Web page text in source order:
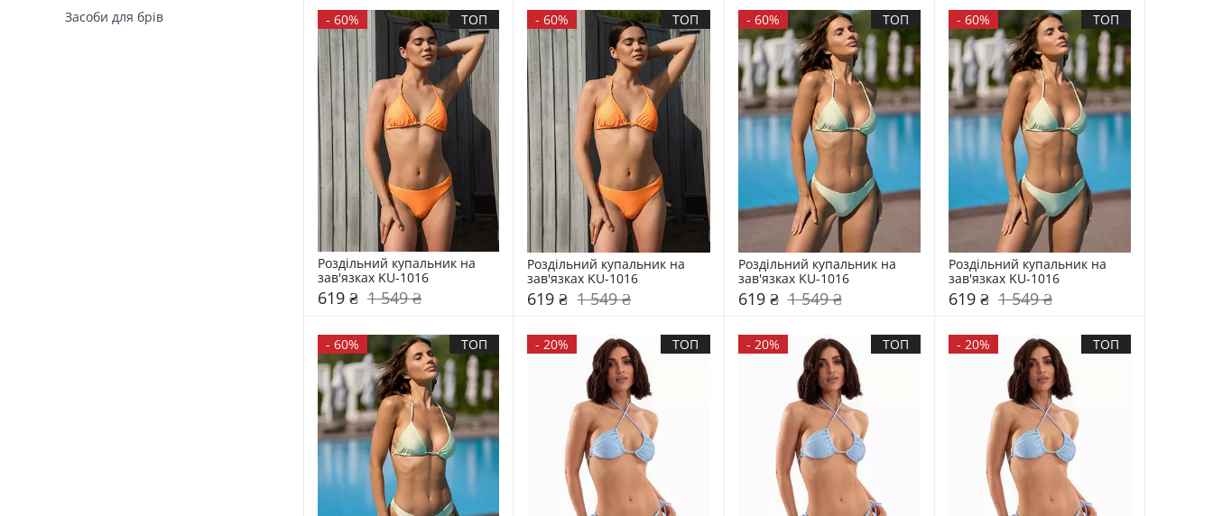
Засоби для брів
Форма полів (2) - 60% ТОП
Роздільний купальник на
зав'язках KU-1016
619 ₴ 1 549 ₴
-60% ТОП
Роздільний купальник на
зав'язках KU-1016
619 ₴ 1 549 ₴
- 60% ТОП
Роздільний купальник на
зав'язках KU-1016
619 ₴ 1 549 ₴
- 60% ТОП
Роздільний купальник на
зав'язках KU-1016
619 ₴ 1 549 ₴
- 60% ТОП -20% ТОП - 20% ТОП - 20% ТОП